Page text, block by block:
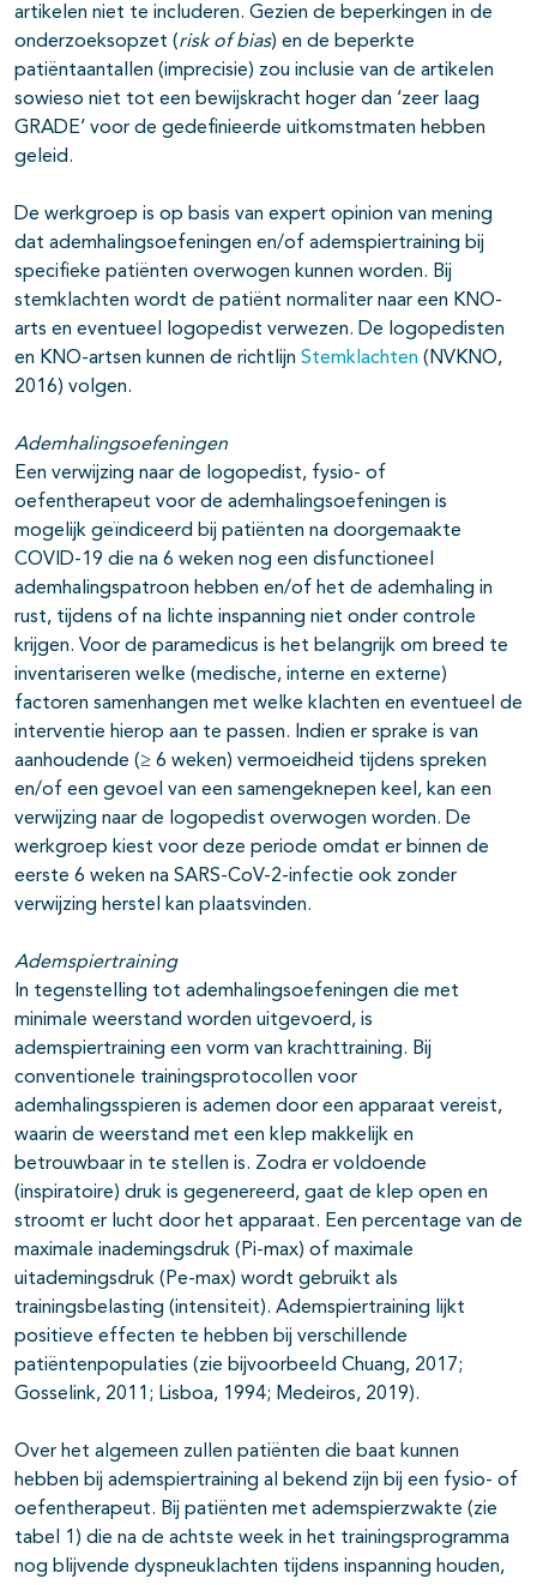
artikelen niet te includeren. Gezien de beperkingen in de
onderzoeksopzet (risk of bias) en de beperkte
patiëntaantallen (imprecisie) zou inclusie van de artikelen
sowieso niet tot een bewijskracht hoger dan ‘zeer laag
GRADE’ voor de gedefinieerde uitkomstmaten hebben
geleid.
De werkgroep is op basis van expert opinion van mening
dat ademhalingsoefeningen en/of ademspiertraining bij
specifieke patiënten overwogen kunnen worden. Bij
stemklachten wordt de patiënt normaliter naar een KNO-
arts en eventueel logopedist verwezen. De logopedisten
en KNO-artsen kunnen de richtlijn Stemklachten (NVKNO,
2016) volgen.
Ademhalingsoefeningen
Een verwijzing naar de logopedist, fysio- of
oefentherapeut voor de ademhalingsoefeningen is
mogelijk geïndiceerd bij patiënten na doorgemaakte
COVID-19 die na 6 weken nog een disfunctioneel
ademhalingspatroon hebben en/of het de ademhaling in
rust, tijdens of na lichte inspanning niet onder controle
krijgen. Voor de paramedicus is het belangrijk om breed te
inventariseren welke (medische, interne en externe)
factoren samenhangen met welke klachten en eventueel de
interventie hierop aan te passen. Indien er sprake is van
aanhoudende (≥ 6 weken) vermoeidheid tijdens spreken
en/of een gevoel van een samengeknepen keel, kan een
verwijzing naar de logopedist overwogen worden. De
werkgroep kiest voor deze periode omdat er binnen de
eerste 6 weken na SARS-CoV-2-infectie ook zonder
verwijzing herstel kan plaatsvinden.
Ademspiertraining
In tegenstelling tot ademhalingsoefeningen die met
minimale weerstand worden uitgevoerd, is
ademspiertraining een vorm van krachttraining. Bij
conventionele trainingsprotocollen voor
ademhalingsspieren is ademen door een apparaat vereist,
waarin de weerstand met een klep makkelijk en
betrouwbaar in te stellen is. Zodra er voldoende
(inspiratoire) druk is gegenereerd, gaat de klep open en
stroomt er lucht door het apparaat. Een percentage van de
maximale inademingsdruk (Pi-max) of maximale
uitademingsdruk (Pe-max) wordt gebruikt als
trainingsbelasting (intensiteit). Ademspiertraining lijkt
positieve effecten te hebben bij verschillende
patiëntenpopulaties (zie bijvoorbeeld Chuang, 2017;
Gosselink, 2011; Lisboa, 1994; Medeiros, 2019).
Over het algemeen zullen patiënten die baat kunnen
hebben bij ademspiertraining al bekend zijn bij een fysio- of
oefentherapeut. Bij patiënten met ademspierzwakte (zie
tabel 1) die na de achtste week in het trainingsprogramma
nog blijvende dyspneuklachten tijdens inspanning houden,